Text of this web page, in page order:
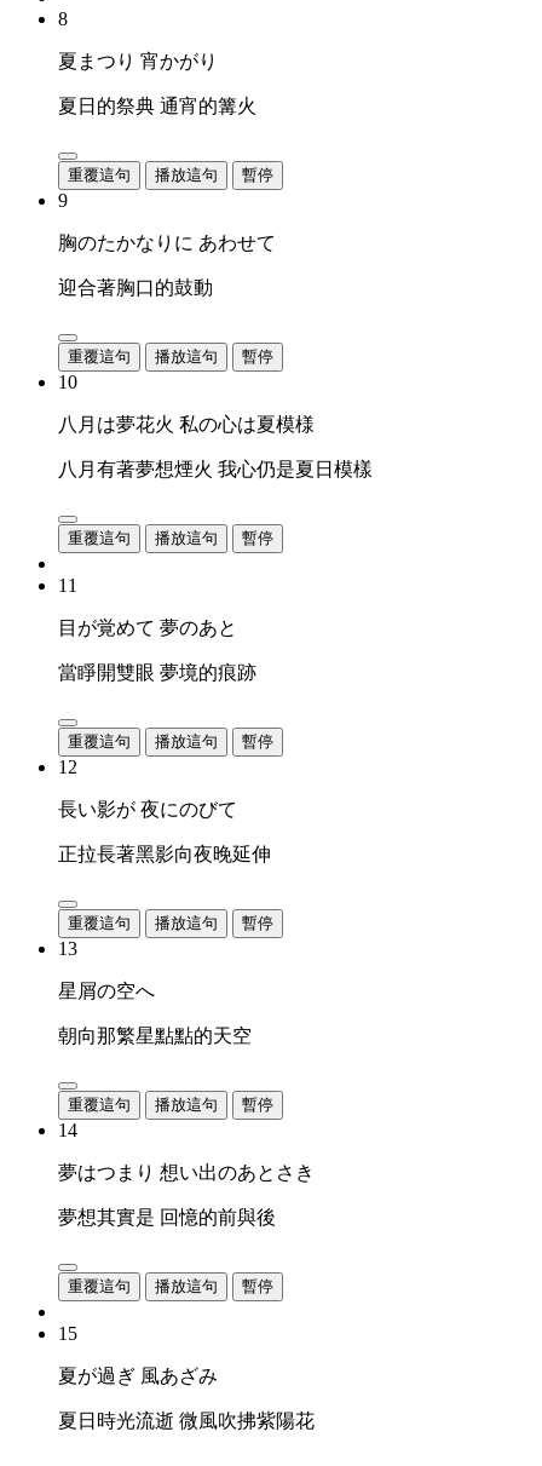
8
夏まつり 宵かがり
夏日的祭典 通宵的篝火
重覆這句 播放這句 暫停
9
胸のたかなりに あわせて
迎合著胸口的鼓動
重覆這句 播放這句 暫停
10
八月は夢花火 私の心は夏模様
八月有著夢想煙火 我心仍是夏日模樣
重覆這句 播放這句 暫停
11
目が覚めて 夢のあと
當睜開雙眼 夢境的痕跡
重覆這句 播放這句 暫停
12
長い影が 夜にのびて
正拉長著黑影向夜晚延伸
重覆這句 播放這句 暫停
13
星屑の空へ
朝向那繁星點點的天空
重覆這句 播放這句 暫停
14
夢はつまり 想い出のあとさき
夢想其實是 回憶的前與後
重覆這句 播放這句 暫停
15
夏が過ぎ 風あざみ
夏日時光流逝 微風吹拂紫陽花